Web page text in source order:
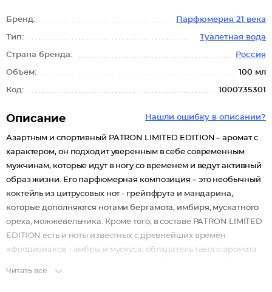
Бренд: Парфюмерия 21 века
Тип: Туалетная вода
Страна бренда: Россия
Объем: 100 мл
Код: 1000735301
Нашли ошибку в описании?
Описание
Азартным и спортивный PATRON LIMITED EDITION – аромат с
характером, он подходит уверенным в себе современным
мужчинам, которые идут в ногу со временем и ведут активный
образ жизни. Его парфюмерная композиция – это необычный
коктейль из цитрусовых нот - грейпфрута и мандарина,
которые дополняются нотами бергамота, имбиря, мускатного
ореха, можжевельника. Кроме того, в составе PATRON LIMITED
EDITION есть и ноты известных с древнейших времен
афродизиаков - амбры и мускуса, обладатель такого аромата
Читать все